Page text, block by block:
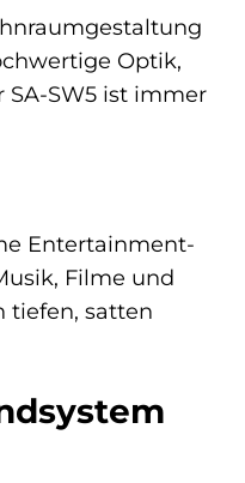
Optik,
SW5 ist immer
Entertainment-
Filme und
tiefen, satten